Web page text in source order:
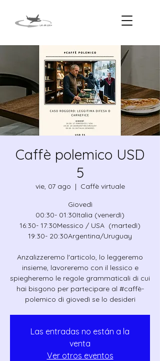
Caffè polemico USD
5
vie, 07 ago
  |
Caffè virtuale
Giovedì
00:30- 01:30Italia (venerdì)
16:30- 17:30Messico / USA (martedì)
19:30- 20:30Argentina/Uruguay
Anzalizzeremo l'articolo, lo leggeremo
insieme, lavoreremo con il lessico e
spiegheremo le regole grammaticali di cui
hai bisgono per partecipare al #caffè-
polemico di giovedì se lo desideri
Las entradas no están a la
venta
Ver otros eventos